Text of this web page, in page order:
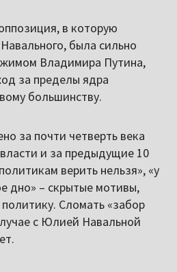
в которую
была сильно
Владимира Путина,
за пределы ядра
большинству.
за почти четверть века
и за предыдущие 10
верить нельзя», «у
дно» – скрытые мотивы,
Сломать «забор
с Юлией Навальной